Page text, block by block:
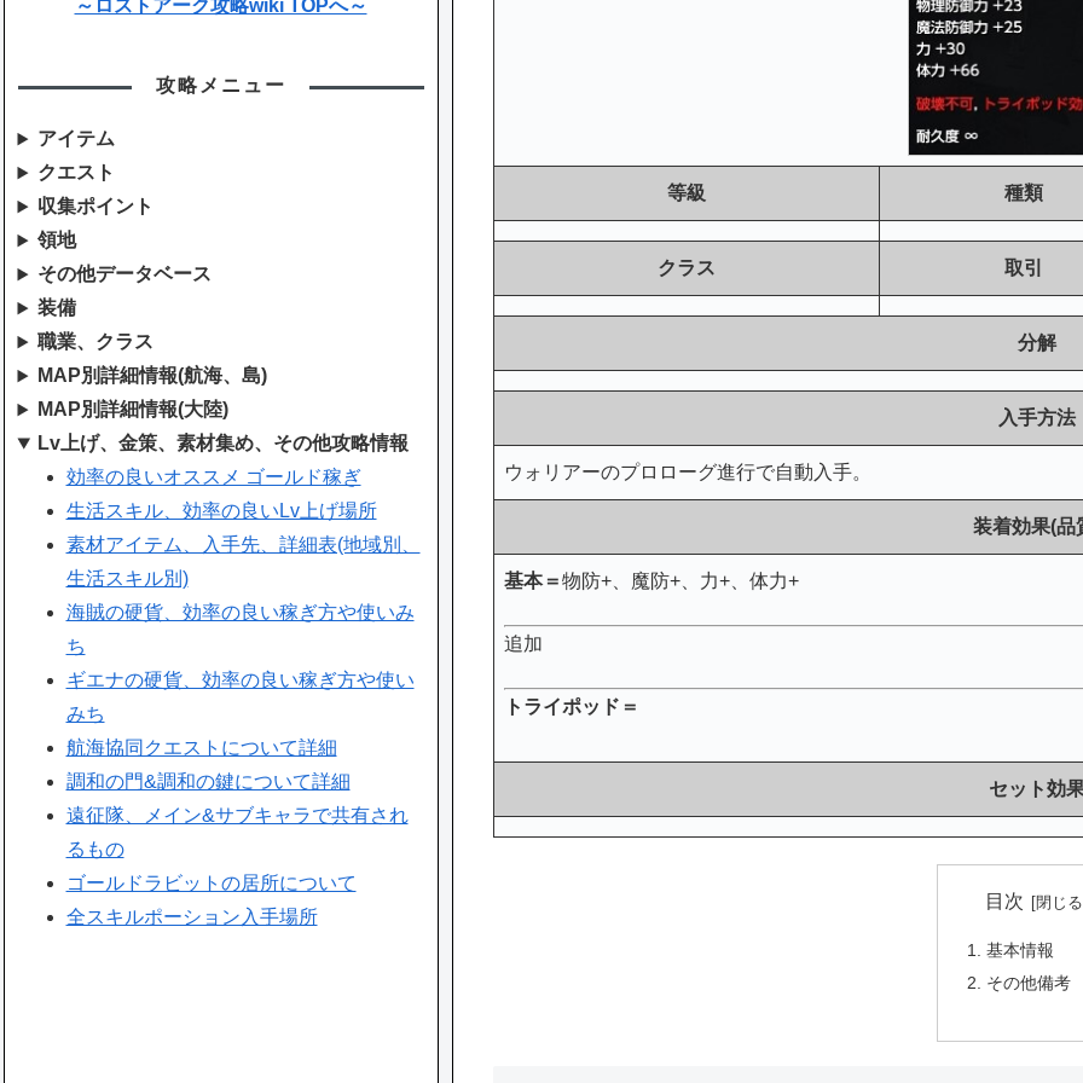
等級 種類
クラス 取引
分解
入手方法
ウォリアーのプロローグ進行で自動入手。
装着効果(品
基本＝物防+、魔防+、力+、体力+
追加
トライポッド＝
セット効
目次
基本情報
その他備考
～ロストアーク攻略wiki TOPへ～
攻略メニュー
アイテム
クエスト
収集ポイント
領地
その他データベース
装備
職業、クラス
MAP別詳細情報(航海、島)
MAP別詳細情報(大陸)
Lv上げ、金策、素材集め、その他攻略情報
効率の良いオススメ ゴールド稼ぎ
生活スキル、効率の良いLv上げ場所
素材アイテム、入手先、詳細表(地域別、
生活スキル別)
海賊の硬貨、効率の良い稼ぎ方や使いみ
ち
ギエナの硬貨、効率の良い稼ぎ方や使い
みち
航海協同クエストについて詳細
調和の門&調和の鍵について詳細
遠征隊、メイン&サブキャラで共有され
るもの
ゴールドラビットの居所について
全スキルポーション入手場所